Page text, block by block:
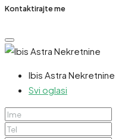
Kontaktirajte me
Ibis Astra Nekretnine
Svi oglasi